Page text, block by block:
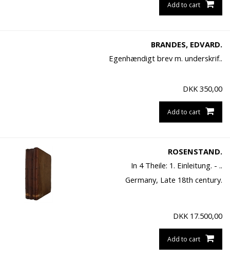
Add to cart
BRANDES, EDVARD.
Egenhændigt brev m. underskrif..
DKK 350,00
Add to cart
ROSENSTAND.
In 4 Theile: 1. Einleitung. - ..
Germany, Late 18th century.
DKK 17.500,00
Add to cart